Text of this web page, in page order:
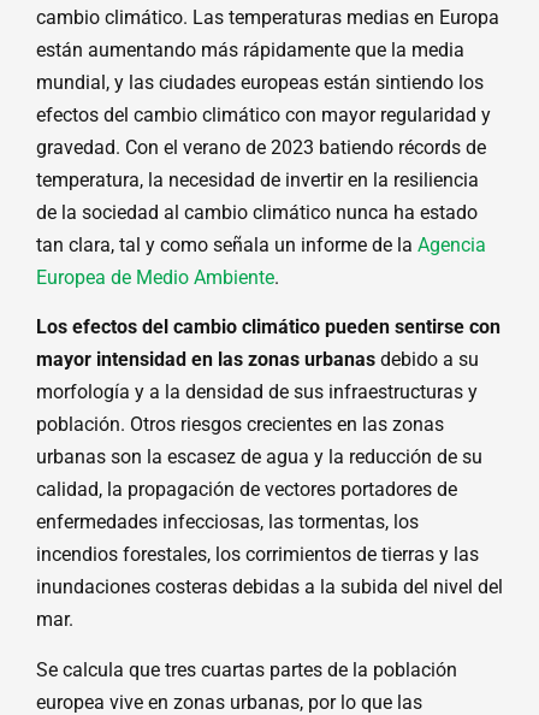
cambio climático. Las temperaturas medias en Europa
están aumentando más rápidamente que la media
mundial, y las ciudades europeas están sintiendo los
efectos del cambio climático con mayor regularidad y
gravedad. Con el verano de 2023 batiendo récords de
temperatura, la necesidad de invertir en la resiliencia
de la sociedad al cambio climático nunca ha estado
tan clara, tal y como señala un informe de la Agencia
Europea de Medio Ambiente.
Los efectos del cambio climático pueden sentirse con
mayor intensidad en las zonas urbanas debido a su
morfología y a la densidad de sus infraestructuras y
población. Otros riesgos crecientes en las zonas
urbanas son la escasez de agua y la reducción de su
calidad, la propagación de vectores portadores de
enfermedades infecciosas, las tormentas, los
incendios forestales, los corrimientos de tierras y las
inundaciones costeras debidas a la subida del nivel del
mar.
Se calcula que tres cuartas partes de la población
europea vive en zonas urbanas, por lo que las